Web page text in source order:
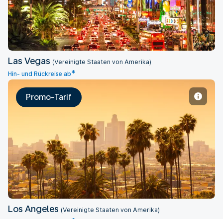
Las Vegas (Vereinigte Staaten von Amerika)
Hin- und Rückreise ab*
Los Angeles
Promo-Tarif
Los Angeles (Vereinigte Staaten von Amerika)